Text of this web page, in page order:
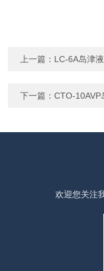
上一篇： LC-6A岛津
下一篇：CTO-10AVP
欢迎您关注